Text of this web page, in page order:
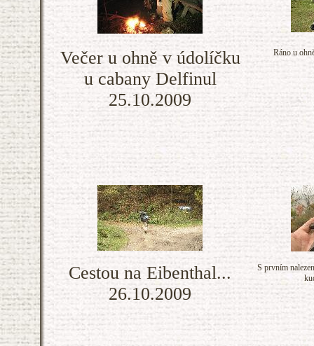
Večer u ohně v údolíčku
u cabany Delfinul
25.10.2009
Ráno u
Cestou na Eibenthal...
26.10.2009
S prvním